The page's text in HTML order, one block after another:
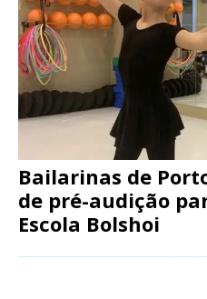
Bailarinas de
de pré-audição
Escola Bolshoi